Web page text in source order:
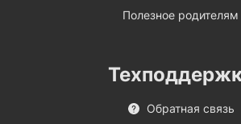
Полезное родителям
Обратная связь